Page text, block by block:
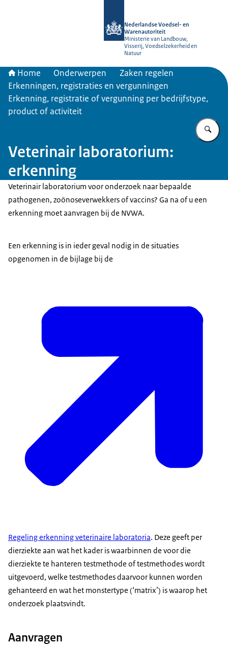
Nederlandse Voedsel- en
Warenautoriteit
Ministerie van Landbouw,
Visserij, Voedselzekerheid en
Natuur
Home Onderwerpen
Zaken regelen
Erkenningen, registraties en vergunningen
Erkenning, registratie of vergunning per bedrijfstype,
product of activiteit
Veterinair laboratorium:
erkenning
Veterinair laboratorium voor onderzoek naar bepaalde
pathogenen, zoönoseverwekkers of vaccins? Ga na of u een
erkenning moet aanvragen bij de NVWA.
Een erkenning is in ieder geval nodig in de situaties
opgenomen in de bijlage bij de
Regeling erkenning veterinaire laboratoria. Deze geeft per
dierziekte aan wat het kader is waarbinnen de voor die
dierziekte te hanteren testmethode of testmethodes wordt
uitgevoerd, welke testmethodes daarvoor kunnen worden
gehanteerd en wat het monstertype (‘matrix’) is waarop het
onderzoek plaatsvindt.
Aanvragen